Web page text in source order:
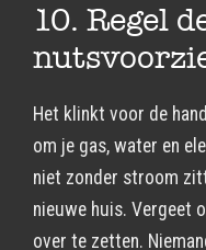
10. Regel
Het klinkt voor de
om je gas, water en
niet zonder stroom
nieuwe huis. Vergeet
over te zetten.